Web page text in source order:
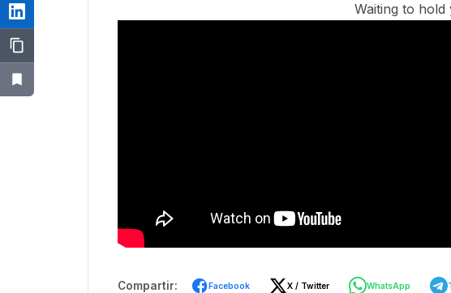
Waiting to hold
Compartir: Facebook X / Twitter WhatsApp